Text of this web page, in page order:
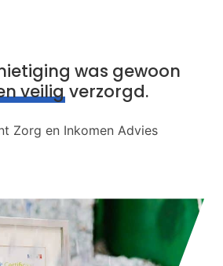
was gewoon
veilig verzorgd.
Zorg en Inkomen Advies